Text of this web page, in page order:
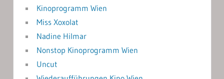
Kinoprogramm Wien
Miss Xoxolat
Nadine Hilmar
Nonstop Kinoprogramm Wien
Uncut